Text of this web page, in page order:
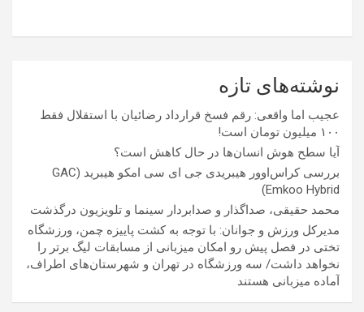
نوشته‌های تازه
عجیب اما واقعی: رقم فسخ قرارداد رضائیان با استقلال فقط
۱۰۰ میلیون تومان است!
آیا سطح هوش انسان‌ها در حال کاهش است؟
بررسی کراس‌اوور هیبریدی جی ای سی امکو هیبرید (GAC
Emkoo Hybrid)
محمد حقیقی، صداگذار و صدابردار سینما و تلویزیون درگذشت
مدیرکل ورزش و جوانان: با توجه به کشت پاییزه چمن، ورزشگاه
تختی در فصل پیش رو امکان میزبانی از مسابقات لیگ برتر را
نخواهد داشت/ سه ورزشگاه در تهران و شهرستان‌های اطراف،
آماده میزبانی هستند